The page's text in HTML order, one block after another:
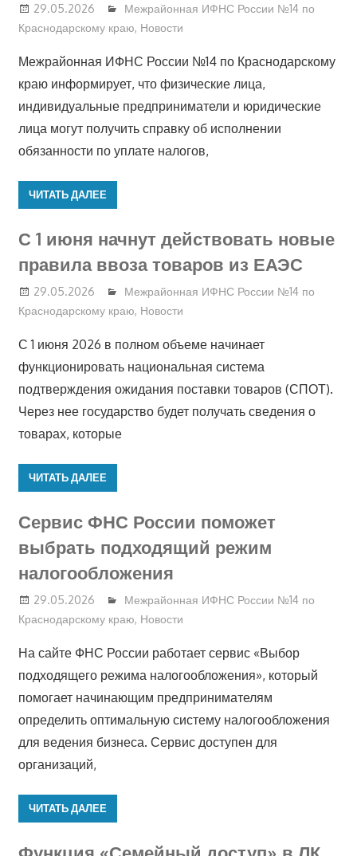
29.05.2026
Межрайонная ИФНС России №14 по
Краснодарскому краю, Новости
Межрайонная ИФНС России №14 по Краснодарскому
краю информирует, что физические лица,
индивидуальные предприниматели и юридические
лица могут получить справку об исполнении
обязанности по уплате налогов,
ЧИТАТЬ ДАЛЕЕ
С 1 июня начнут действовать новые
правила ввоза товаров из ЕАЭС
29.05.2026
Межрайонная ИФНС России №14 по
Краснодарскому краю, Новости
С 1 июня 2026 в полном объеме начинает
функционировать национальная система
подтверждения ожидания поставки товаров (СПОТ).
Через нее государство будет получать сведения о
товарах, которые
ЧИТАТЬ ДАЛЕЕ
Сервис ФНС России поможет
выбрать подходящий режим
налогообложения
29.05.2026
Межрайонная ИФНС России №14 по
Краснодарскому краю, Новости
На сайте ФНС России работает сервис «Выбор
подходящего режима налогообложения», который
помогает начинающим предпринимателям
определить оптимальную систему налогообложения
для ведения бизнеса. Сервис доступен для
организаций,
ЧИТАТЬ ДАЛЕЕ